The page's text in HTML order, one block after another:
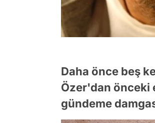
Daha önce beş
Özer'dan önceki
gündeme